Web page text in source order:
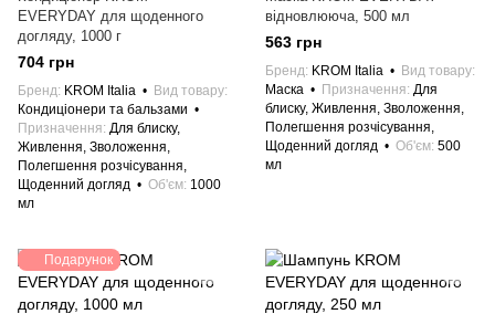
EVERYDAY для щоденного
догляду, 1000 г
704 грн
Бренд KROM Italia
Вид товару
Кондиціонери та бальзами
Призначення Для блиску,
Живлення, Зволоження,
Полегшення розчісування,
Щоденний догляд
Об'єм 1000
мл
відновлююча, 500 мл
563 грн
Бренд KROM Italia
Вид товару
Маска
Призначення Для
блиску, Живлення, Зволоження,
Полегшення розчісування,
Щоденний догляд
Об'єм 500
мл
Подарунок